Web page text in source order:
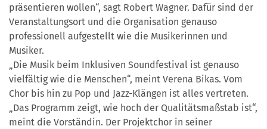
präsentieren wollen“, sagt Robert Wagner. Dafür sind der
Veranstaltungsort und die Organisation genauso
professionell aufgestellt wie die Musikerinnen und
Musiker.
„Die Musik beim Inklusiven Soundfestival ist genauso
vielfältig wie die Menschen“, meint Verena Bikas. Vom
Chor bis hin zu Pop und Jazz-Klängen ist alles vertreten.
„Das Programm zeigt, wie hoch der Qualitätsmaßstab ist“,
meint die Vorständin. Der Projektchor in seiner